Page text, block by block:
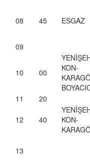
08 45 ESGAZ
09
10 00
KON-
11
20
12 40
KON-
13